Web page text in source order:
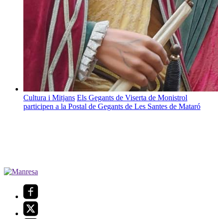
Cultura i Mitjans Els Gegants de Viserta de Monistrol
participen a la Postal de Gegants de Les Santes de Mataró